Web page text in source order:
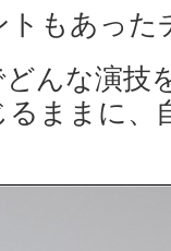
トもあった
んな演技
ままに、